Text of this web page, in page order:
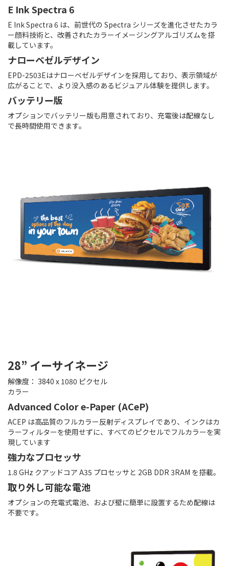
E Ink Spectra 6
E Ink Spectra 6 は、前世代の Spectra シリーズを進化させたカラ
ー顔料技術と、改善されたカラーイメージングアルゴリズムを搭
載しています。
ナローベゼルデザイン
EPD-2503Eはナローベゼルデザインを採用しており、表示領域が
広がることで、より没入感のあるビジュアル体験を提供します。
バッテリー版
オプションでバッテリー版も用意されており、充電後は配線なし
で長時間使用できます。
28” イーサイネージ
解像度： 3840 x 1080 ピクセル
カラー
Advanced Color e-Paper (ACeP)
ACEP は高品質のフルカラー反射ディスプレイであり、インクはカ
ラーフィルターを使用せずに、すべてのピクセルでフルカラーを実
現しています
強力なプロセッサ
1.8 GHz クアッドコア A35 プロセッサと 2GB DDR 3RAM を搭載。
取り外し可能な電池
オプションの充電式電池、および壁に簡単に設置するため配線は
不要です。